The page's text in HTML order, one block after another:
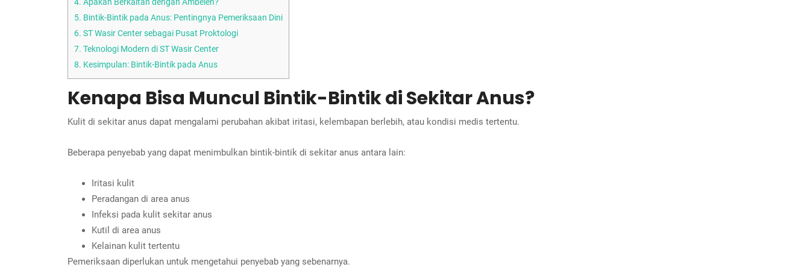
5. Bintik-Bintik pada Anus: Pentingnya Pemeriksaan Dini
6. ST Wasir Center sebagai Pusat Proktologi
7. Teknologi Modern di ST Wasir Center
8. Kesimpulan: Bintik-Bintik pada Anus
Kenapa Bisa Muncul Bintik-Bintik di Sekitar Anus?
Kulit di sekitar anus dapat mengalami perubahan akibat iritasi, kelembapan berlebih, atau kondisi medis tertentu.
Beberapa penyebab yang dapat menimbulkan bintik-bintik di sekitar anus antara lain:
Iritasi kulit
Peradangan di area anus
Infeksi pada kulit sekitar anus
Kutil di area anus
Kelainan kulit tertentu
Pemeriksaan diperlukan untuk mengetahui penyebab yang sebenarnya.